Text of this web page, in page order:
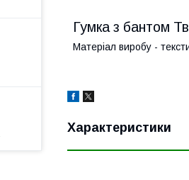
Гумка з бантом
Матеріал виробу -
Характеристики